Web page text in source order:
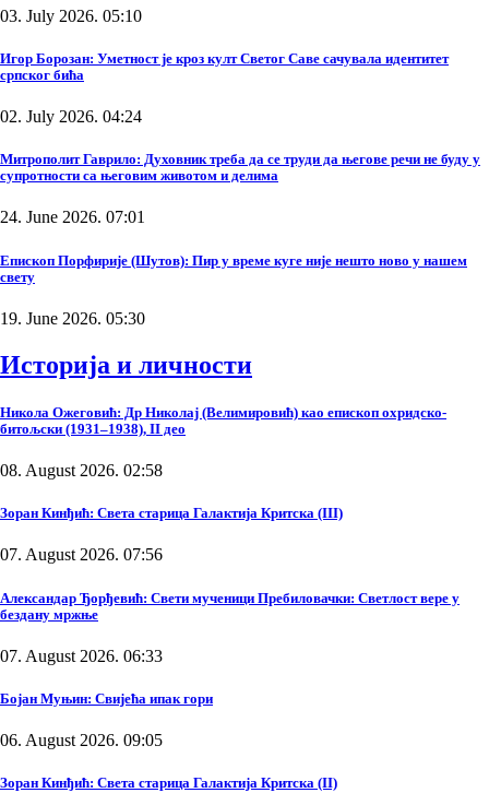
03. July 2026. 05:10
Игор Борозан: Уметност је кроз култ Светог Саве сачувала идентитет
српског бића
02. July 2026. 04:24
Митрополит Гаврило: Духовник треба да се труди да његове речи не буду у
супротности са његовим животом и делима
24. June 2026. 07:01
Епископ Порфирије (Шутов): Пир у време куге није нешто ново у нашем
свету
19. June 2026. 05:30
Историја и личности
Никола Ожеговић: Др Николај (Велимировић) као епископ охридско-
битољски (1931–1938), II део
08. August 2026. 02:58
Зоран Кинђић: Света старица Галактија Критска (III)
07. August 2026. 07:56
Александар Ђорђевић: Свети мученици Пребиловачки: Светлост вере у
бездану мржње
07. August 2026. 06:33
Бојан Муњин: Свијећа ипак гори
06. August 2026. 09:05
Зоран Кинђић: Света старица Галактија Критска (II)